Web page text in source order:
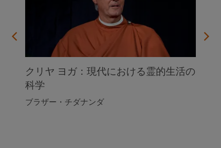
クリヤ ヨガ：現代における霊的生活の
科学
ブラザー・チダナンダ